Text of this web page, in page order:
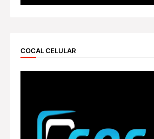
COCAL CELULAR